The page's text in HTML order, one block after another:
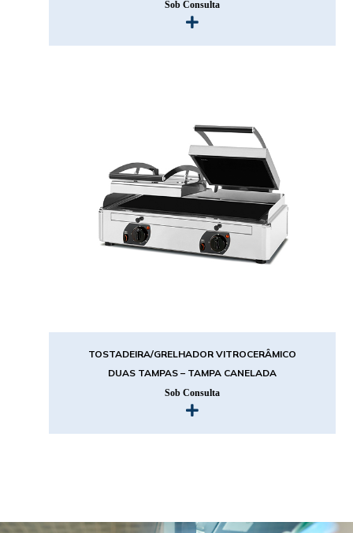
Sob Consulta
TOSTADEIRA/GRELHADOR VITROCERÂMICO
DUAS TAMPAS – TAMPA CANELADA
Sob Consulta